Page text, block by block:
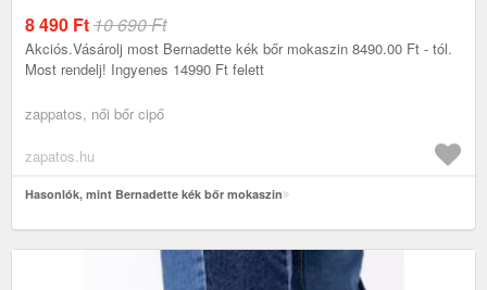
8 490 Ft10 690 Ft
Akciós.Vásárolj most Bernadette kék bőr mokaszin 8490.00 Ft - tól.
Most rendelj! Ingyenes 14990 Ft felett
zappatos, női bőr cipő
zapatos.hu
Hasonlók, mint Bernadette kék bőr mokaszin